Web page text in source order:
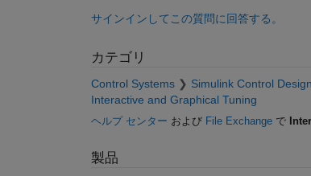
サインインしてこの質問に回答する。
カテゴリ
Control Systems Simulink Control Design
Interactive and Graphical Tuning
ヘルプ センター および File Exchangeで
製品